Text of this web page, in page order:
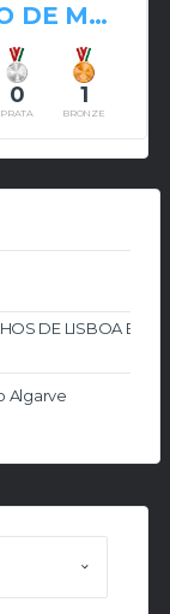
ASSOCIAÇÃO DE MATRAQUILHOS DO ARQUIPÉLAGO DA MADEIRA
0
PRATA
1
BRONZE
DE LISBOA E
Algarve